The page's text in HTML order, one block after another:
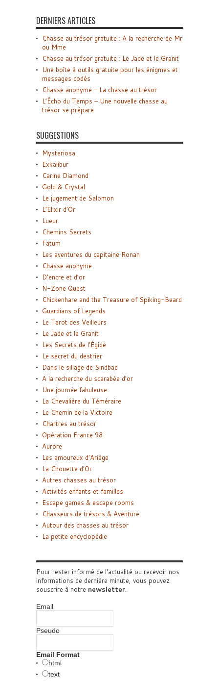
DERNIERS ARTICLES
Chasse au trésor gratuite : A la recherche de Mr
ou Mme
Chasse au trésor gratuite : Le Jade et le Granit
Une boîte à outils gratuite pour les énigmes et
messages codés
Chasse anonyme – La chasse au trésor
L’Écho du Temps – Une nouvelle chasse au
trésor se prépare
SUGGESTIONS
Mysteriosa
Exkalibur
Carine Diamond
Gold & Crystal
Le jugement de Salomon
L’Elixir d’Or
Lueur
Chemins Secrets
Fatum
Les aventures du capitaine Ronan
Chasse anonyme
D’encre et d’or
N-Zone Quest
Chickenhare and the Treasure of Spiking-Beard
Guardians of Legends
Le Tarot des Veilleurs
Le Jade et le Granit
Les Secrets de l’Égide
Le secret du destrier
Dans le sillage de Sindbad
A la recherche du scarabée d’or
Une journée fabuleuse
La Chevalière du Téméraire
Le Chemin de la Victoire
Chartres au trésor
Opération France 98
Aurore
Les amoureux d’Ariège
La Chouette d’Or
Autres chasses au trésor
Activités enfants et familles
Escape games & escape rooms
Chasseurs de trésors & Aventure
Autour des chasses au trésor
La petite encyclopédie
Pour rester informé de l'actualité ou recevoir nos
informations de dernière minute, vous pouvez
souscrire à notre newsletter.
Email
Pseudo
Email Format
html
text